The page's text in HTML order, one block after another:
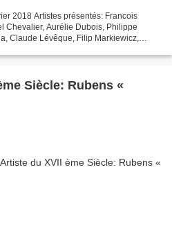
2018 Artistes présentés: Francois
Chevalier, Aurélie Dubois, Philippe
Claude Lévêque, Filip Markiewicz,
Siècle: Rubens «